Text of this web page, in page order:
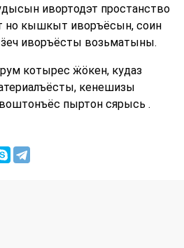
ивортодэт простанство
кышкыт иворъёсын, соин
иворъёсты возьматыны.
котырес ӝӧкен, кудаз
кенешизы
пыртон сярысь .